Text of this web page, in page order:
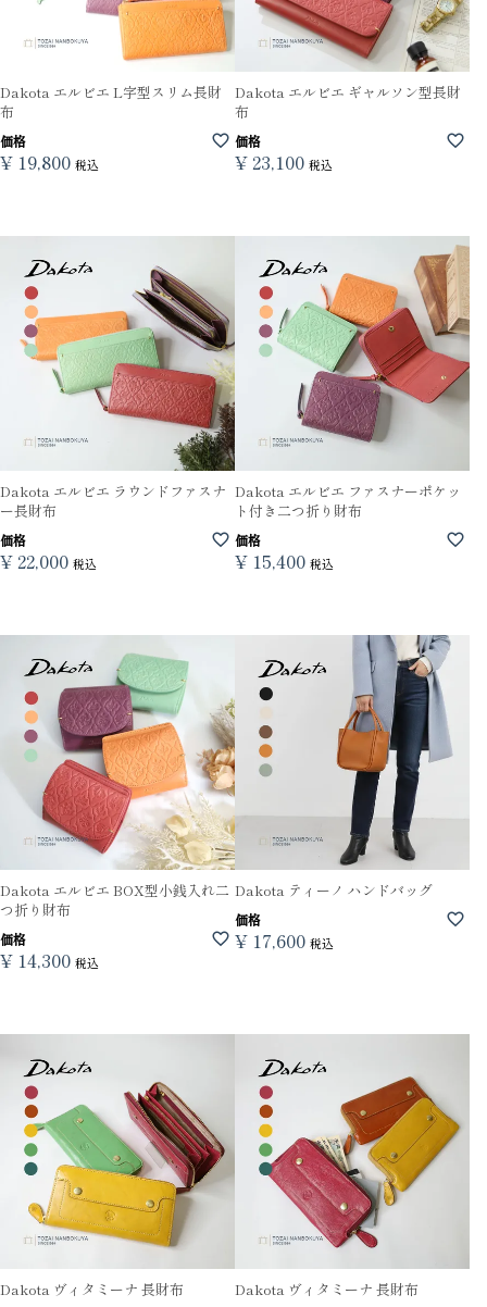
Dakota エルビエ L字型スリム長財
布
価格
¥ 19,800 税込
Dakota エルビエ ギャルソン型長財
布
価格
¥23,100 税込
Dakota エルビエ ラウンドファスナ
ー長財布
価格
¥22,000 税込
Dakota エルビエ ファスナーポケッ
ト付き二つ折り財布
価格
¥ 15,400 税込
Dakota エルビエ BOX型小銭入れ二
つ折り財布
価格
¥ 14,300 税込
Dakota ティーノ ハンドバッグ
価格
¥ 17,600 税込
Dakota ヴィタミーナ 長財布 Dakota ヴィタミーナ 長財布